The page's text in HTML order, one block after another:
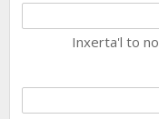
Inxerta'l to